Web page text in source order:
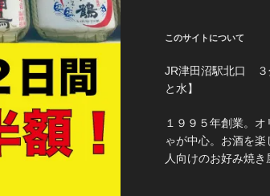
このサイトについて
JR津田沼駅北口
と水】
１９９５年創業。
ゃが中心。お酒を
人向けのお好み焼き